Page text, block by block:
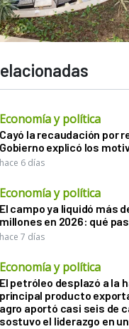
Economía y política
Cayó la recaudación por
Gobierno explicó los
hace 6 días
Economía y política
El campo ya liquidó más
millones en 2026: qué
hace 7 días
Economía y política
El petróleo desplazó a la
principal producto
agro aportó casi seis de
sostuvo el liderazgo en